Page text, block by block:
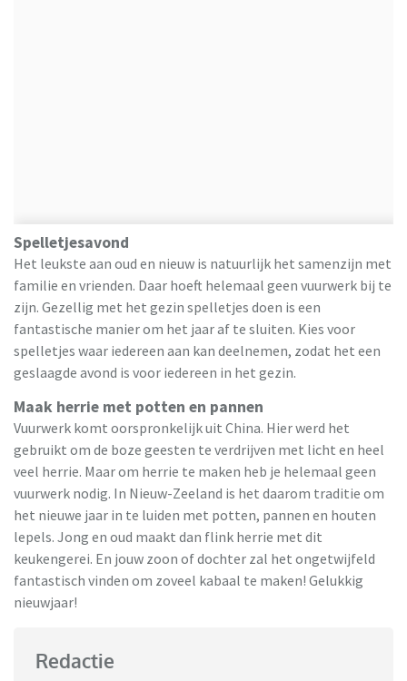
Spelletjesavond
Het leukste aan oud en nieuw is natuurlijk het samenzijn met
familie en vrienden. Daar hoeft helemaal geen vuurwerk bij te
zijn. Gezellig met het gezin spelletjes doen is een
fantastische manier om het jaar af te sluiten. Kies voor
spelletjes waar iedereen aan kan deelnemen, zodat het een
geslaagde avond is voor iedereen in het gezin.
Maak herrie met potten en pannen
Vuurwerk komt oorspronkelijk uit China. Hier werd het
gebruikt om de boze geesten te verdrijven met licht en heel
veel herrie. Maar om herrie te maken heb je helemaal geen
vuurwerk nodig. In Nieuw-Zeeland is het daarom traditie om
het nieuwe jaar in te luiden met potten, pannen en houten
lepels. Jong en oud maakt dan flink herrie met dit
keukengerei. En jouw zoon of dochter zal het ongetwijfeld
fantastisch vinden om zoveel kabaal te maken! Gelukkig
nieuwjaar!
Redactie